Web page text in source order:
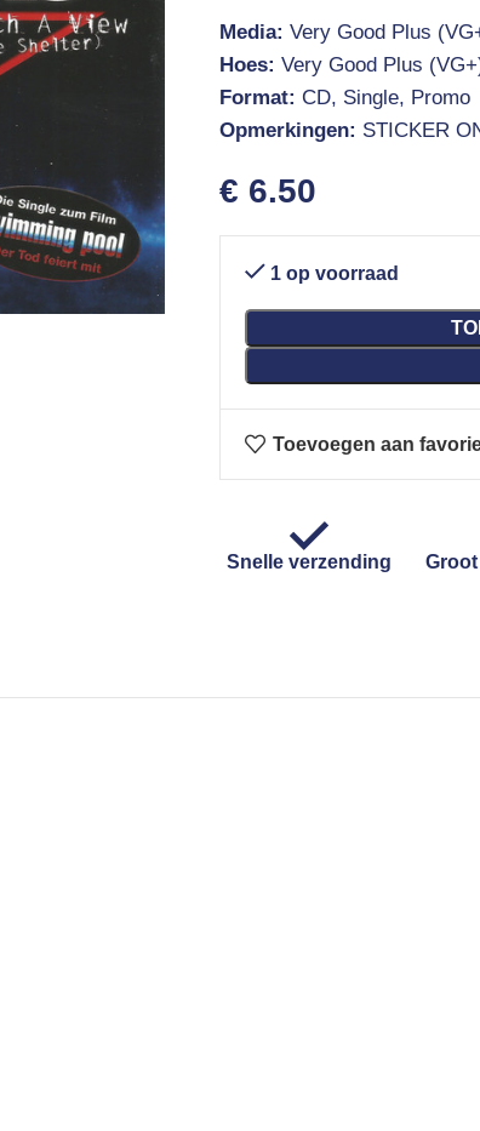
Media: Very Good Plus
Hoes: Very Good Plus
Format: CD, Single, Promo
Opmerkingen: STICKER
€ 6.50
1 op voorraad
Toevoegen aan
Snelle verzending